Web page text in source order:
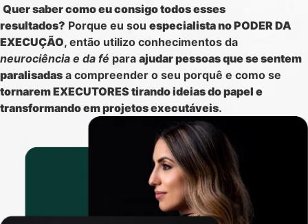
Quer saber como eu consigo todos esses
resultados? Porque eu sou especialista no PODER DA
EXECUÇÃO, então utilizo conhecimentos da
neurociência e da fé para ajudar pessoas que se sentem
paralisadas a compreender o seu porquê e como se
tornarem EXECUTORES tirando ideias do papel e
transformando em projetos executáveis.